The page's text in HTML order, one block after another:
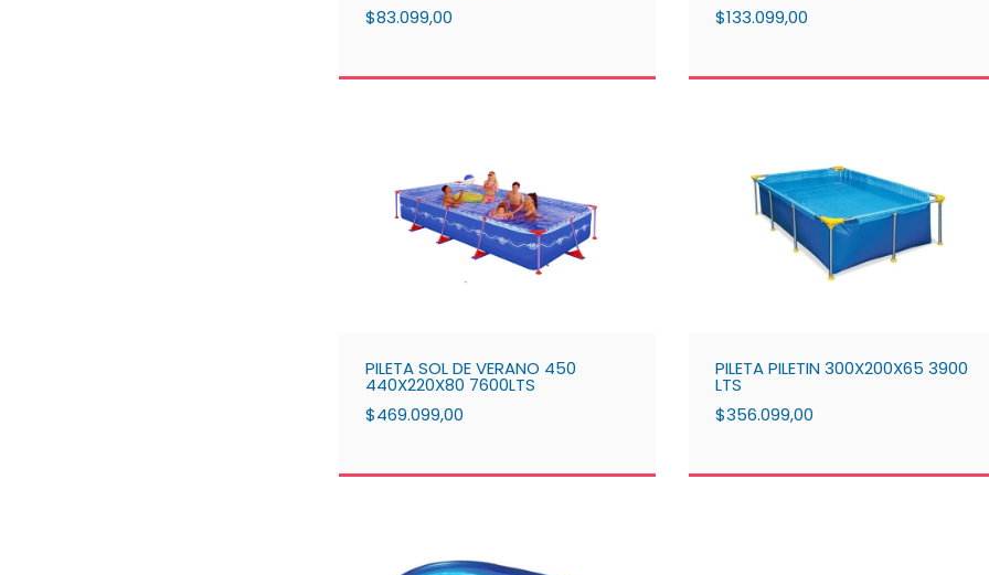
$83.099,00
$133.099,00
PILETA SOL DE VERANO 450
440X220X80 7600LTS
$469.099,00
PILETA PILETIN 300X200X65 3900
LTS
$356.099,00